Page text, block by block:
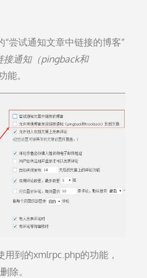
尝试通知文章中链接的博客”
接通知（pingback和
能。
到的xmlrpc.php的功能，
除。